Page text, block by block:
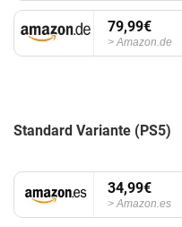
79,99€
Amazon.de
Standard Variante (PS5)
34,99€
Amazon.es